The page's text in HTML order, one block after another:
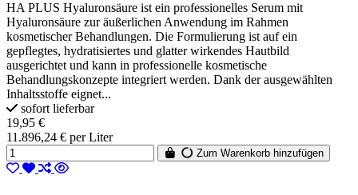
HA PLUS Hyaluronsäure ist ein professionelles Serum mit
Hyaluronsäure zur äußerlichen Anwendung im Rahmen
kosmetischer Behandlungen. Die Formulierung ist auf ein
gepflegtes, hydratisiertes und glatter wirkendes Hautbild
ausgerichtet und kann in professionelle kosmetische
Behandlungskonzepte integriert werden. Dank der ausgewählten
Inhaltsstoffe eignet...
sofort lieferbar
19,95 €
11.896,24 € per Liter
Zum Warenkorb hinzufügen